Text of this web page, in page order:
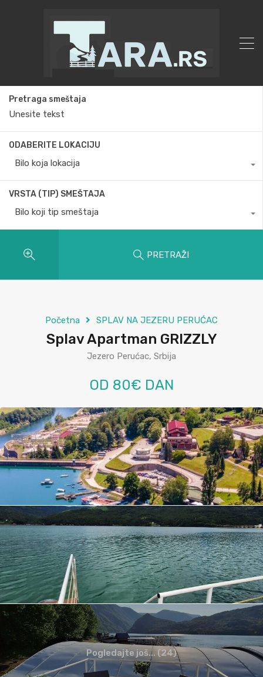
Pretraga smeštaja
ODABERITE LOKACIJU
Bilo koja lokacija
VRSTA (TIP) SMEŠTAJA
Bilo koji tip smeštaja
PRETRAŽI
Početna SPLAV NA JEZERU PERUĆAC
Splav Apartman GRIZZLY
Jezero Perućac, Srbija
OD 80€ DAN
Pogledajte još... (24)